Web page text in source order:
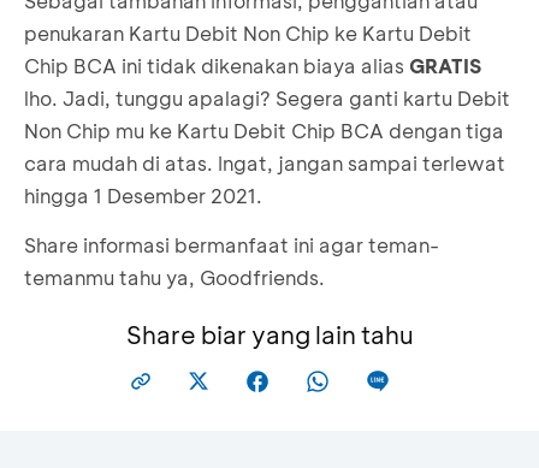
penukaran Kartu Debit Non Chip ke Kartu Debit
Chip BCA ini tidak dikenakan biaya alias GRATIS
lho. Jadi, tunggu apalagi? Segera ganti kartu Debit
Non Chip mu ke Kartu Debit Chip BCA dengan tiga
cara mudah di atas. Ingat, jangan sampai terlewat
hingga 1 Desember 2021.
Share informasi bermanfaat ini agar teman-
temanmu tahu ya, Goodfriends.
Share biar yang lain tahu